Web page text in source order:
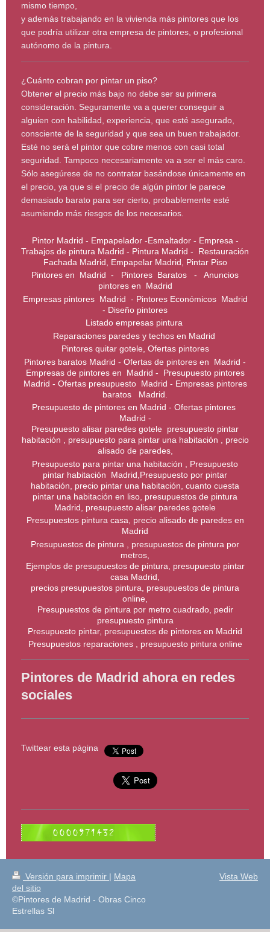
mismo tiempo,
y además trabajando en la vivienda más pintores que los
que podría utilizar otra empresa de pintores, o profesional
autónomo de la pintura.
¿Cuánto cobran por pintar un piso?
Obtener el precio más bajo no debe ser su primera
consideración. Seguramente va a querer conseguir a
alguien con habilidad, experiencia, que esté asegurado,
consciente de la seguridad y que sea un buen trabajador.
Esté no será el pintor que cobre menos con casi total
seguridad. Tampoco necesariamente va a ser el más caro.
Sólo asegúrese de no contratar basándose únicamente en
el precio, ya que si el precio de algún pintor le parece
demasiado barato para ser cierto, probablemente esté
asumiendo más riesgos de los necesarios.
Pintor Madrid - Empapelador -Esmaltador - Empresa -
Trabajos de pintura Madrid - Pintura Madrid - Restauración
Fachada Madrid, Empapelar Madrid, Pintar Piso
Pintores en Madrid - Pintores Baratos - Anuncios
pintores en Madrid
Empresas pintores Madrid - Pintores Económicos Madrid
- Diseño pintores
Listado empresas pintura
Reparaciones paredes y techos en Madrid
Pintores quitar gotele, Ofertas pintores
Pintores baratos Madrid - Ofertas de pintores en Madrid -
Empresas de pintores en Madrid - Presupuesto pintores
Madrid - Ofertas presupuesto Madrid - Empresas pintores
baratos Madrid.
Presupuesto de pintores en Madrid - Ofertas pintores
Madrid -
Presupuesto alisar paredes gotele presupuesto pintar
habitación , presupuesto para pintar una habitación , precio
alisado de paredes,
Presupuesto para pintar una habitación , Presupuesto
pintar habitación Madrid,Presupuesto por pintar
habitación, precio pintar una habitación, cuanto cuesta
pintar una habitación en liso, presupuestos de pintura
Madrid, presupuesto alisar paredes gotele
Presupuestos pintura casa, precio alisado de paredes en
Madrid
Presupuestos de pintura , presupuestos de pintura por
metros,
Ejemplos de presupuestos de pintura, presupuesto pintar
casa Madrid,
precios presupuestos pintura, presupuestos de pintura
online,
Presupuestos de pintura por metro cuadrado, pedir
presupuesto pintura
Presupuesto pintar, presupuestos de pintores en Madrid
Presupuestos reparaciones , presupuesto pintura online
Pintores de Madrid ahora en redes
sociales
Twittear esta página
Versión para imprimir | Mapa
del sitio
©Pintores de Madrid - Obras Cinco
Estrellas Sl
Vista Web